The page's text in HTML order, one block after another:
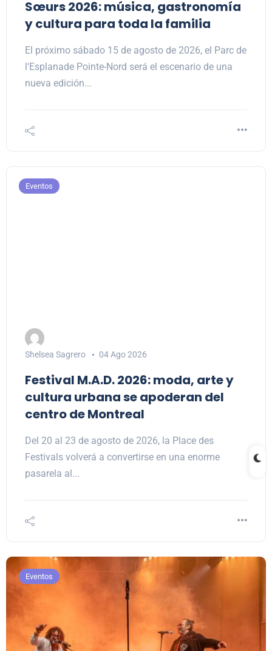
Sœurs 2026: música, gastronomía
y cultura para toda la familia
El próximo sábado 15 de agosto de 2026, el Parc de
l'Esplanade Pointe-Nord será el escenario de una
nueva edición...
Eventos
Shelsea Sagrero 04 Ago 2026
Festival M.A.D. 2026: moda, arte y
cultura urbana se apoderan del
centro de Montreal
Del 20 al 23 de agosto de 2026, la Place des
Festivals volverá a convertirse en una enorme
pasarela al...
Eventos